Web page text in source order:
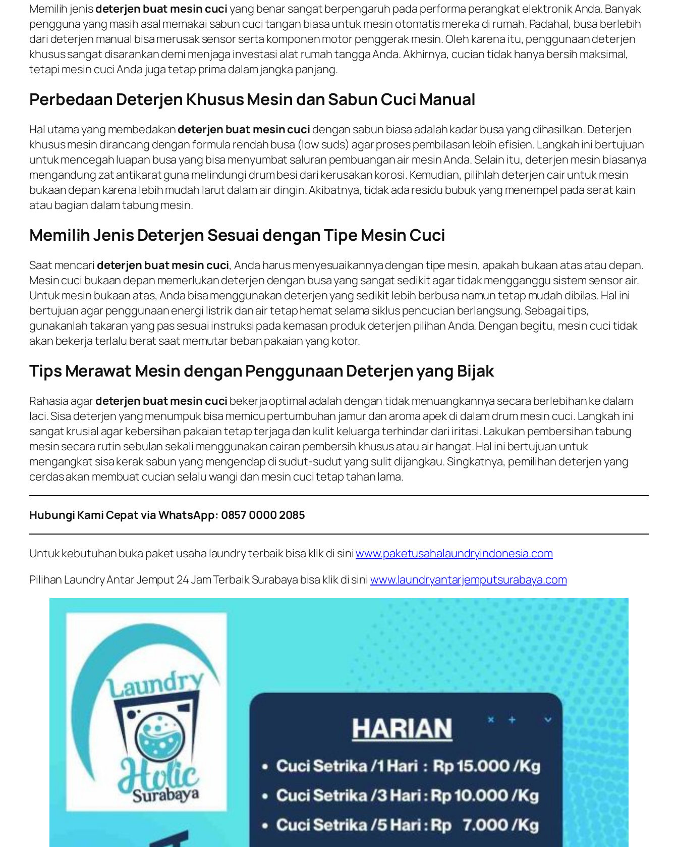
Memilih jenisdeterjen buat mesin cuciyang benar sangat berpengaruh pada performa perangkat elektronik Anda. Banyak
pengguna yang masih asal memakai sabun cuci tangan biasa untuk mesin otomatis mereka di rumah. Padahal, busa berlebih
dari deterjen manual bisa merusak sensor serta komponen motor penggerak mesin. Oleh karena itu, penggunaan deterjen
khusus sangat disarankan demi menjaga investasi alat rumah tangga Anda. Akhirnya, cucian tidak hanya bersih maksimal,
tetapi mesin cuci Anda juga tetap prima dalam jangka panjang.
Perbedaan Deterjen Khusus Mesin dan Sabun Cuci Manual
Hal utama yang membedakandeterjen buat mesin cuci dengan sabun biasa adalah kadar busa yang dihasilkan. Deterjen
khusus mesin dirancang dengan formula rendah busa (low suds) agar proses pembilasan lebih efisien. Langkah ini bertujuan
untuk mencegah luapan busa yang bisa menyumbat saluran pembuangan air mesin Anda. Selain itu, deterjen mesin biasanya
mengandung zat antikarat guna melindungi drum besi dari kerusakan korosi. Kemudian, pilihlah deterjen cair untuk mesin
bukaan depan karena lebih mudah larut dalam air dingin. Akibatnya, tidak ada residu bubuk yang menempel pada serat kain
atau bagian dalam tabung mesin.
Memilih Jenis Deterjen Sesuai dengan Tipe Mesin Cuci
Saat mencari deterjen buat mesin cuci, Anda harus menyesuaikannya dengan tipe mesin, apakah bukaan atas atau depan.
Mesin cuci bukaan depan memerlukan deterjen dengan busa yang sangat sedikit agar tidak mengganggu sistem sensor air.
Untuk mesin bukaan atas, Anda bisa menggunakan deterjen yang sedikit lebih berbusa namun tetap mudah dibilas. Hal ini
bertujuan agar penggunaan energi listrik dan air tetap hemat selama siklus pencucian berlangsung. Sebagai tips,
gunakanlah takaran yang pas sesuai instruksi pada kemasan produk deterjen pilihan Anda. Dengan begitu, mesin cuci tidak
akan bekerja terlalu berat saat memutar beban pakaian yang kotor.
Tips Merawat Mesin dengan Penggunaan Deterjen yang Bijak
Rahasia agar deterjen buat mesin cuci bekerja optimal adalah dengan tidak menuangkannya secara berlebihan ke dalam
laci. Sisa deterjen yang menumpuk bisa memicu pertumbuhan jamur dan aroma apek di dalam drum mesin cuci. Langkah ini
sangat krusial agar kebersihan pakaian tetap terjaga dan kulit keluarga terhindar dari iritasi. Lakukan pembersihan tabung
mesin secara rutin sebulan sekali menggunakan cairan pembersih khusus atau air hangat. Hal ini bertujuan untuk
mengangkat sisa kerak sabun yang mengendap di sudut-sudut yang sulit dijangkau. Singkatnya, pemilihan deterjen yang
cerdas akan membuat cucian selalu wangi dan mesin cuci tetap tahan lama.
Hubungi Kami Cepat via WhatsApp: 0857 0000 2085
Untuk kebutuhan buka paket usaha laundry terbaik bisa klik di siniwww.paketusahalaundryindonesia.com
Pilihan Laundry Antar Jemput 24 Jam Terbaik Surabaya bisa klik di sini www.laundryantarjemputsurabaya.com